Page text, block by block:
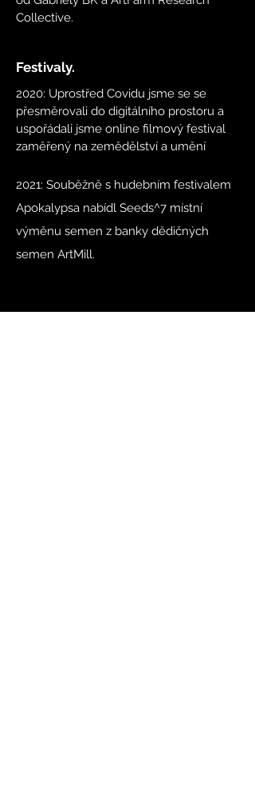
Collective.
Festivaly.
2020: Uprostřed Covidu jsme se se
přesměrovali do digitálního prostoru a
uspořádali jsme online filmový festival
zaměřený na zemědělství a umění
2021: Souběžně s hudebním festivalem
Apokalypsa nabídl Seeds^7 místní
výměnu semen z banky dědičných
semen ArtMill.